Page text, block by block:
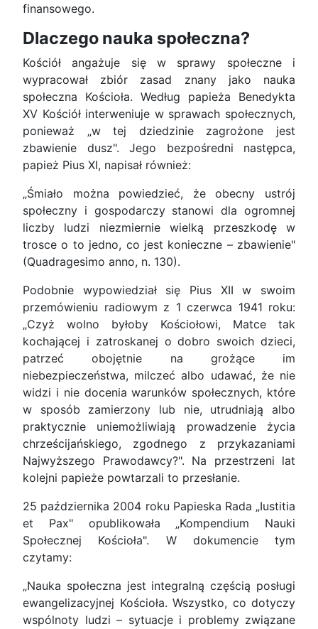
finansowego.
Dlaczego nauka społeczna?
Kościół angażuje się w sprawy społeczne i
wypracował zbiór zasad znany jako nauka
społeczna Kościoła. Według papieża Benedykta
XV Kościół interweniuje w sprawach społecznych,
ponieważ „w tej dziedzinie zagrożone jest
zbawienie dusz". Jego bezpośredni następca,
papież Pius XI, napisał również:
„Śmiało można powiedzieć, że obecny ustrój
społeczny i gospodarczy stanowi dla ogromnej
liczby ludzi niezmiernie wielką przeszkodę w
trosce o to jedno, co jest konieczne – zbawienie"
(Quadragesimo anno, n. 130).
Podobnie wypowiedział się Pius XII w swoim
przemówieniu radiowym z 1 czerwca 1941 roku:
„Czyż wolno byłoby Kościołowi, Matce tak
kochającej i zatroskanej o dobro swoich dzieci,
patrzeć obojętnie na grożące im
niebezpieczeństwa, milczeć albo udawać, że nie
widzi i nie docenia warunków społecznych, które
w sposób zamierzony lub nie, utrudniają albo
praktycznie uniemożliwiają prowadzenie życia
chrześcijańskiego, zgodnego z przykazaniami
Najwyższego Prawodawcy?". Na przestrzeni lat
kolejni papieże powtarzali to przesłanie.
25 października 2004 roku Papieska Rada „Iustitia
et Pax" opublikowała „Kompendium Nauki
Społecznej Kościoła". W dokumencie tym
czytamy:
„Nauka społeczna jest integralną częścią posługi
ewangelizacyjnej Kościoła. Wszystko, co dotyczy
wspólnoty ludzi – sytuacje i problemy związane